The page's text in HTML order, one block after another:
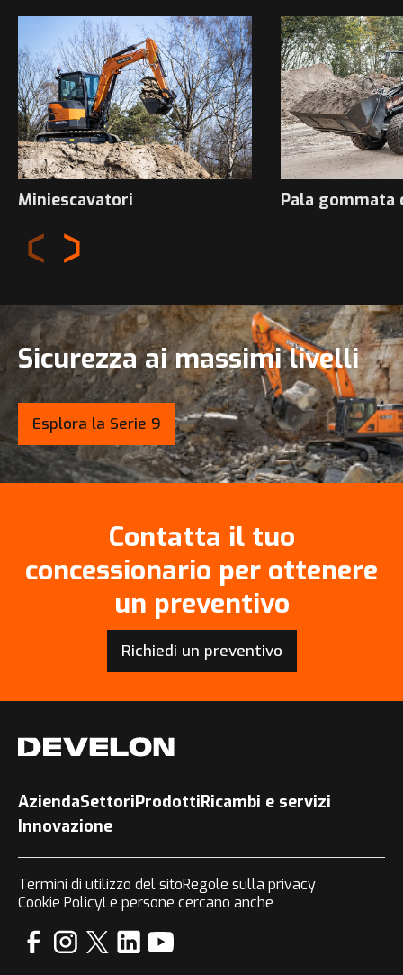
Miniescavatori Pala gommata
Sicurezza ai massimi livelli
Esplora la Serie 9
Contatta il tuo
concessionario per ottenere
un preventivo
Richiedi un preventivo
AziendaSettoriProdottiRicambi e servizi
Innovazione
Termini di utilizzo del sitoRegole sulla privacy
Cookie PolicyLe persone cercano anche